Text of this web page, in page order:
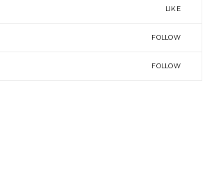
LIKE
FOLLOW
FOLLOW